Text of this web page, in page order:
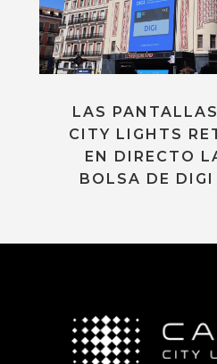
LAS
CITY LIGHTS
EN DIRECTO
BOLSA DE DIGI